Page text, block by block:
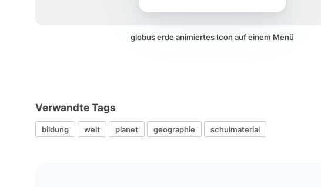
globus erde animiertes Icon auf einem Menü
Verwandte Tags
bildung welt planet geographie schulmaterial